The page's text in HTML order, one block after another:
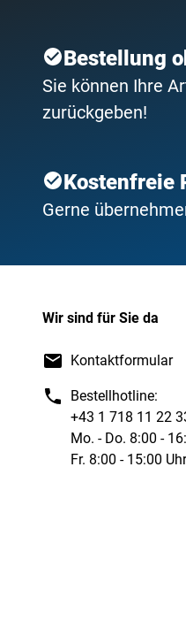
Bestellung
Sie können Ihre
zurückgeben!
Kostenfreie
Gerne
Wir sind für Sie da
Kontaktformular
Bestellhotline:
+43 1 718 11 22
Mo. - Do. 8:00 -
Fr. 8:00 - 15:00 Uhr